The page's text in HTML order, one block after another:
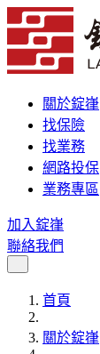
關於錠嵂
找保險
找業務
網路投保
業務專區
加入錠嵂
聯絡我們
首頁
關於錠嵂